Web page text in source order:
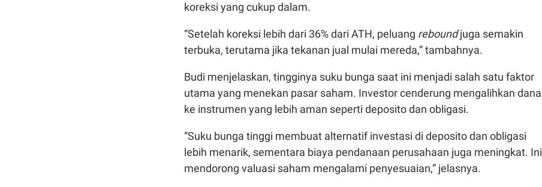
koreksi yang cukup dalam.
“Setelah koreksi lebih dari 36% dari ATH, peluang reboundjuga semakin
terbuka, terutama jika tekanan jual mulai mereda,” tambahnya.
Budi menjelaskan, tingginya suku bunga saat ini menjadi salah satu faktor
utama yang menekan pasar saham. Investor cenderung mengalihkan dana
ke instrumen yang lebih aman seperti deposito dan obligasi.
“Suku bunga tinggi membuat alternatif investasi di deposito dan obligasi
lebih menarik, sementara biaya pendanaan perusahaan juga meningkat. Ini
mendorong valuasi saham mengalami penyesuaian,” jelasnya.